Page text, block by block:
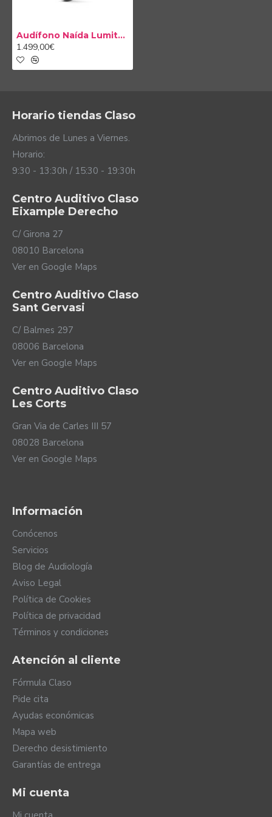
fuerza a las voces suaves o lejanas en los
ambientes más tranquilos. De esta manera, se
reduce el esfuerzo necesario para entender
principal, ya sea enfrente, a los lados o detrás.
De esta manera, al centrar sus micrófonos en la
Que el ruido no te pare
Uno de los principales problemas que afrontan las
personas con pérdida auditiva es entender las
diferentes tipos de ruidos para actuar de manera
suaves pero continuos… No todos los ruidos son
iguales y tus Naída Lumity lo saben y actúan en
consecuencia dependiendo de la naturaleza del
ruido molesto de manera totalmente
automática. Además, si quieres puedes
personalizar como actúan sus sistemas de
reducción de ruido en tiempo real mediante la
Audífono Naída Lumity L50 UP
1.499,00€
Horario tiendas Claso
Abrimos de Lunes a Viernes.
Horario:
9:30 - 13:30h / 15:30 - 19:30h
Centro Auditivo Claso
Eixample Derecho
C/ Girona 27
08010 Barcelona
Ver en Google Maps
Centro Auditivo Claso
Sant Gervasi
C/ Balmes 297
08006 Barcelona
Ver en Google Maps
Centro Auditivo Claso
Les Corts
Gran Via de Carles III 57
08028 Barcelona
Ver en Google Maps
Información
Conócenos
Servicios
Blog de Audiología
Aviso Legal
Política de Cookies
Política de privacidad
Términos y condiciones
Atención al cliente
Fórmula Claso
Pide cita
Ayudas económicas
Mapa web
Derecho desistimiento
Garantías de entrega
Mi cuenta